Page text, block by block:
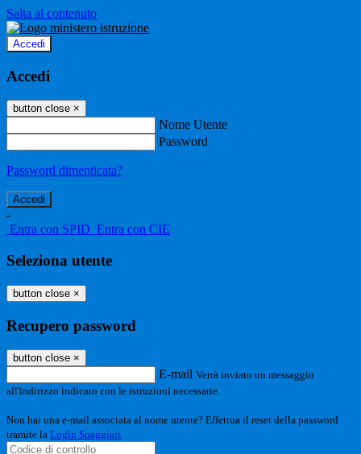
Salta al contenuto
Accedi
Accedi
button close ×
Nome Utente
Password
Password dimenticata?
-
Entra con SPID Entra con CIE
Seleziona utente
button close ×
Recupero password
button close ×
E-mail Verrà inviato un messaggio
all'indirizzo indicato con le istruzioni necessarie.
Non hai una e-mail associata al nome utente? Effettua il reset della password
tramite la Login Spaggiari